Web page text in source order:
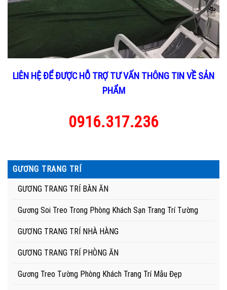
LIÊN HỆ ĐỂ ĐƯỢC HỖ TRỢ TƯ VẤN THÔNG TIN VỀ SẢN
PHẨM
0916.317.236
GƯƠNG TRANG TRÍ
GƯƠNG TRANG TRÍ BÀN ĂN
Gương Soi Treo Trong Phòng Khách Sạn Trang Trí Tường
GƯƠNG TRANG TRÍ NHÀ HÀNG
GƯƠNG TRANG TRÍ PHÒNG ĂN
Gương Treo Tường Phòng Khách Trang Trí Mẫu Đẹp